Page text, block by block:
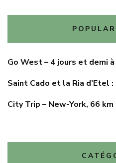
Go West – 4 jours et demi à
Saint Cado et la Ria d’Etel
City Trip – New-York, 66